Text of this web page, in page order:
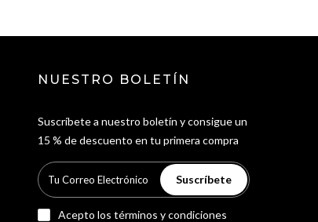
NUESTRO BOLETÍN
Suscríbete a nuestro boletín y consigue un
15 % de descuento en tu primera compra
Suscríbete
Acepto los términos y condiciones